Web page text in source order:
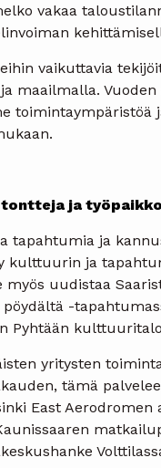
vakaa
vaikuttavia
maailmalla.
ja
tapahtumia ja
kulttuurin ja
uudistaa
-
Pyhtään
yritysten
tämä
East Aerodromen